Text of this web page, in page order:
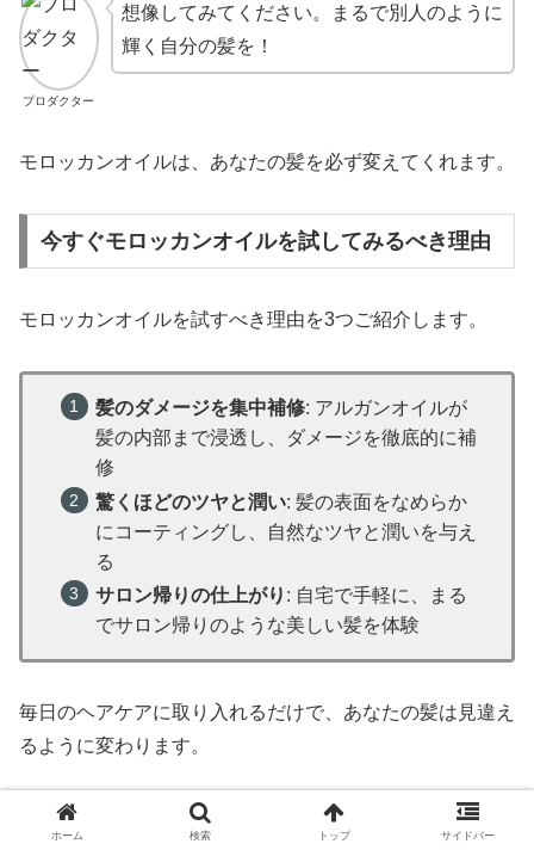
プロダクター
想像してみてください。まるで別人のように
輝く自分の髪を！
モロッカンオイルは、あなたの髪を必ず変えてくれます。
今すぐモロッカンオイルを試してみるべき理由
モロッカンオイルを試すべき理由を3つご紹介します。
髪のダメージを集中補修: アルガンオイルが
髪の内部まで浸透し、ダメージを徹底的に補
修
驚くほどのツヤと潤い: 髪の表面をなめらか
にコーティングし、自然なツヤと潤いを与え
る
サロン帰りの仕上がり : 自宅で手軽に、まる
でサロン帰りのような美しい髪を体験
毎日のヘアケアに取り入れるだけで、あなたの髪は見違え
るように変わります。
まだモロッカンオイルを試していないのであれば、今すぐ
ホーム 検索 トップ サイドバー